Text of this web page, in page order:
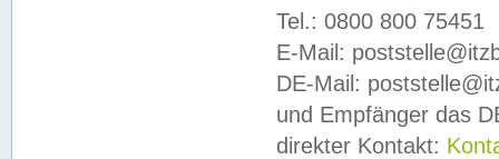
Tel.: 0800 800 75451
E-Mail:
DE-Mail:
und Empfänger das
direkter Kontakt: